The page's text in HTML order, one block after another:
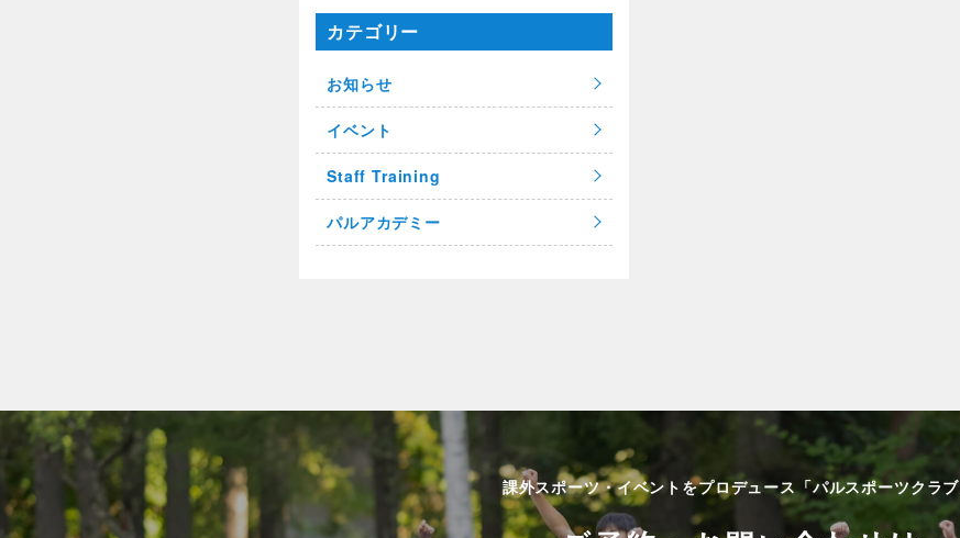
カテゴリー
お知らせ
イベント
Staff Training
パルアカデミー
課外スポーツ・イベントをプロデュース「パルスポーツクラ